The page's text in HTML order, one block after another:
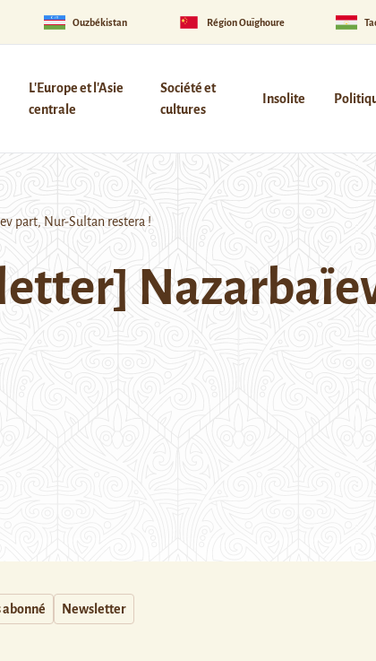
Ouzbékistan Région Ouïghoure
L'Europe et l'Asie
centrale
Société et
cultures
Insolite
part, Nur-Sultan restera !
abonné Newsletter